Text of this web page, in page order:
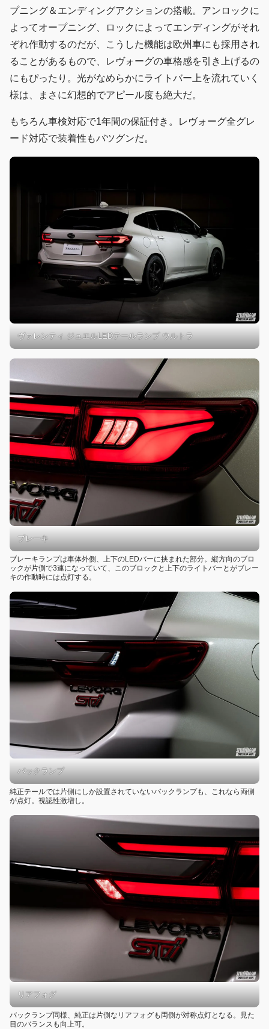
プニング＆エンディングアクションの搭載。アンロックに
よってオープニング、ロックによってエンディングがそれ
ぞれ作動するのだが、こうした機能は欧州車にも採用され
ることがあるもので、レヴォーグの車格感を引き上げるの
にもぴったり。光がなめらかにライトバー上を流れていく
様は、まさに幻想的でアピール度も絶大だ。
もちろん車検対応で1年間の保証付き。レヴォーグ全グレ
ード対応で装着性もバツグンだ。
ヴァレンティ ジュエルLEDテールランプ ウルトラ
ブレーキ
ブレーキランプは車体外側、上下のLEDバーに挟まれた部分。縦方向のブロ
ックが片側で3連になっていて、このブロックと上下のライトバーとがブレー
キの作動時には点灯する。
バックランプ
純正テールでは片側にしか設置されていないバックランプも、これなら両側
が点灯。視認性激増し。
リアフォグ
バックランプ同様、純正は片側なリアフォグも両側が対称点灯となる。見た
目のバランスも向上可。